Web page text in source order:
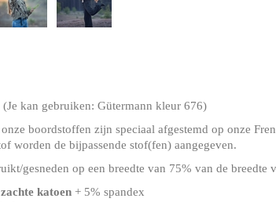
kan gebruiken: Gütermann kleur 676)
boordstoffen zijn speciaal afgestemd op onze
worden de bijpassende stof(fen) aangegeven.
gesneden op een breedte van 75% van de breedte
zachte katoen+ 5% spandex